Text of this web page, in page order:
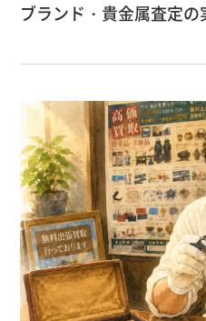
ブランド・貴金属査定